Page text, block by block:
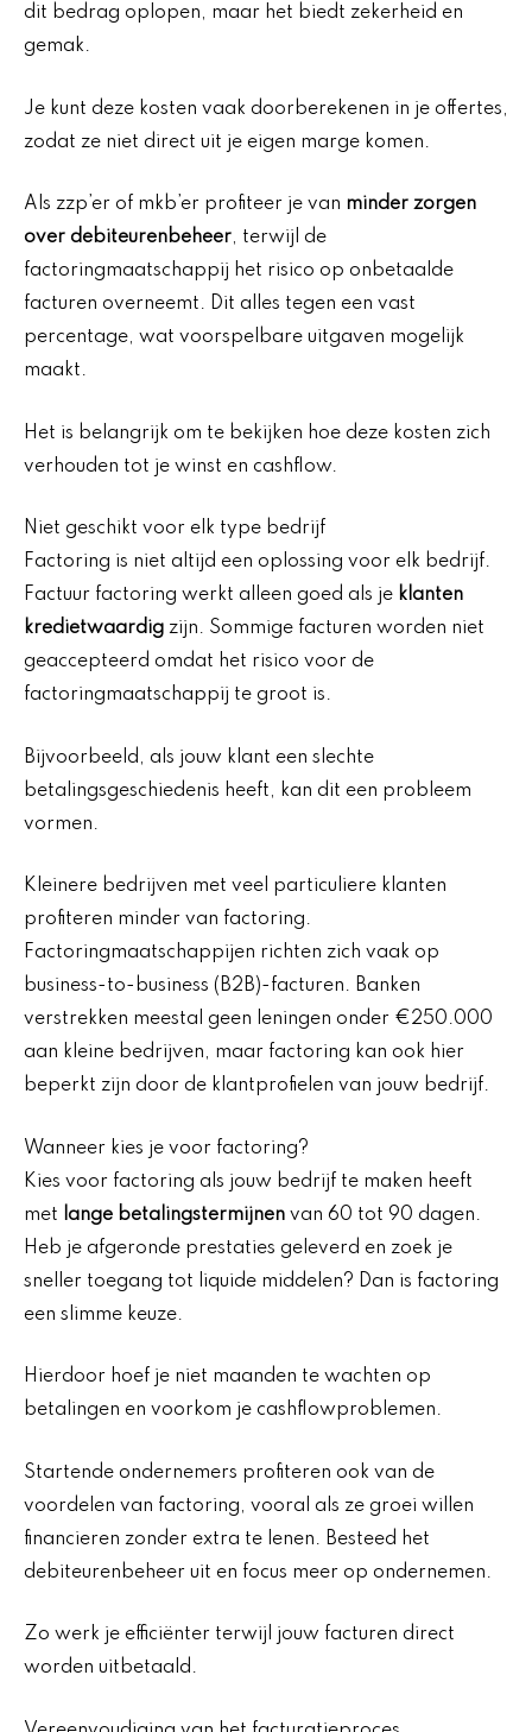
dit bedrag oplopen, maar het biedt zekerheid en
gemak.
Je kunt deze kosten vaak doorberekenen in je offertes,
zodat ze niet direct uit je eigen marge komen.
Als zzp’er of mkb’er profiteer je van minder zorgen
over debiteurenbeheer, terwijl de
factoringmaatschappij het risico op onbetaalde
facturen overneemt. Dit alles tegen een vast
percentage, wat voorspelbare uitgaven mogelijk
maakt.
Het is belangrijk om te bekijken hoe deze kosten zich
verhouden tot je winst en cashflow.
Niet geschikt voor elk type bedrijf
Factoring is niet altijd een oplossing voor elk bedrijf.
Factuur factoring werkt alleen goed als je klanten
kredietwaardig zijn. Sommige facturen worden niet
geaccepteerd omdat het risico voor de
factoringmaatschappij te groot is.
Bijvoorbeeld, als jouw klant een slechte
betalingsgeschiedenis heeft, kan dit een probleem
vormen.
Kleinere bedrijven met veel particuliere klanten
profiteren minder van factoring.
Factoringmaatschappijen richten zich vaak op
business-to-business (B2B)-facturen. Banken
verstrekken meestal geen leningen onder €250.000
aan kleine bedrijven, maar factoring kan ook hier
beperkt zijn door de klantprofielen van jouw bedrijf.
Wanneer kies je voor factoring?
Kies voor factoring als jouw bedrijf te maken heeft
met
lange betalingstermijnen van 60 tot 90 dagen.
Heb je afgeronde prestaties geleverd en zoek je
sneller toegang tot liquide middelen? Dan is factoring
een slimme keuze.
Hierdoor hoef je niet maanden te wachten op
betalingen en voorkom je cashflowproblemen.
Startende ondernemers profiteren ook van de
voordelen van factoring, vooral als ze groei willen
financieren zonder extra te lenen. Besteed het
debiteurenbeheer uit en focus meer op ondernemen.
Zo werk je efficiënter terwijl jouw facturen direct
worden uitbetaald.